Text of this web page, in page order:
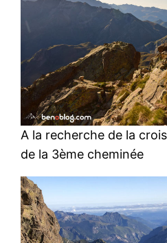
A la recherche de la
de la 3ème cheminée